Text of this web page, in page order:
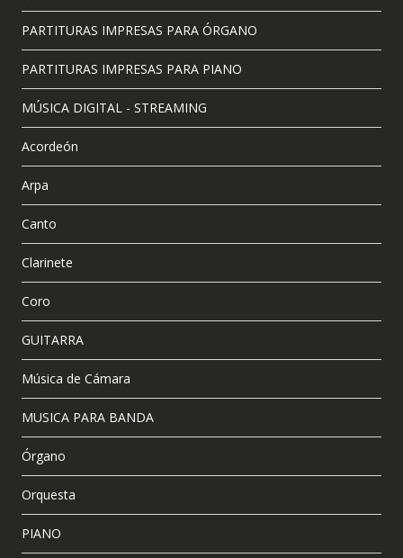
PARTITURAS IMPRESAS PARA ÓRGANO
PARTITURAS IMPRESAS PARA PIANO
MÚSICA DIGITAL - STREAMING
Acordeón
Arpa
Canto
Clarinete
Coro
GUITARRA
Música de Cámara
MUSICA PARA BANDA
Órgano
Orquesta
PIANO